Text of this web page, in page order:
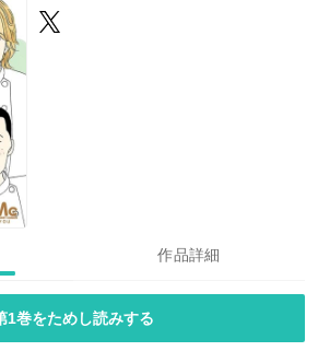
作品詳細
1巻をためし読みする